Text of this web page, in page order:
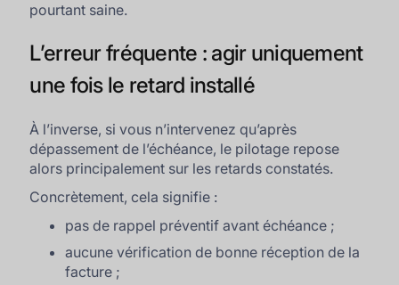
pourtant saine.
L’erreur fréquente : agir uniquement
une fois le retard installé
À l’inverse, si vous n’intervenez qu’après
dépassement de l’échéance, le pilotage repose
alors principalement sur les retards constatés.
Concrètement, cela signifie :
pas de rappel préventif avant échéance ;
aucune vérification de bonne réception de la
facture ;